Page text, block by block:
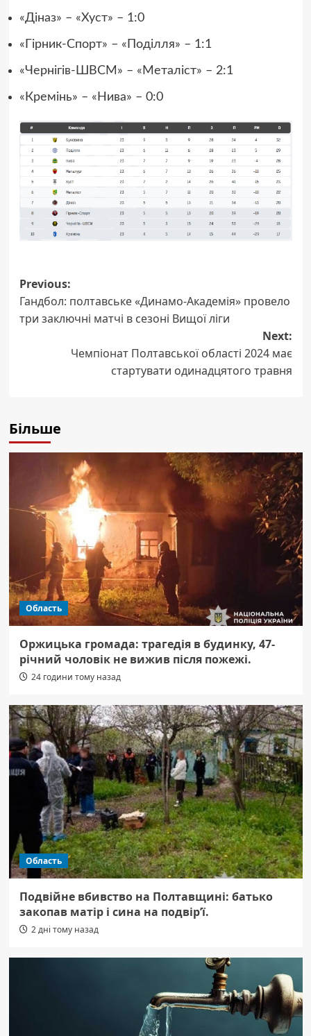
«Діназ» – «Хуст» – 1:0
«Гірник-Спорт» – «Поділля» – 1:1
«Чернігів-ШВСМ» – «Металіст» – 2:1
«Кремінь» – «Нива» – 0:0
Post
navigation
Previous:
Гандбол: полтавське «Динамо-Академія» провело
три заключні матчі в сезоні Вищої ліги
Next:
Чемпіонат Полтавської області 2024 має
стартувати одинадцятого травня
Більше
Область
Оржицька громада: трагедія в будинку, 47-
річний чоловік не вижив після пожежі.
24 години тому назад
Область
Подвійне вбивство на Полтавщині: батько
закопав матір і сина на подвір’ї.
2 дні тому назад